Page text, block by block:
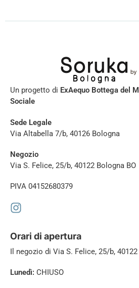
Un progetto di ExAequo Bottega del
Sociale
Sede Legale
Via Altabella 7/b, 40126 Bologna
Negozio
Via S. Felice, 25/b, 40122 Bologna BO
PIVA 04152680379
Orari di apertura
Il negozio di Via S. Felice, 25/b,
Lunedì: CHIUSO